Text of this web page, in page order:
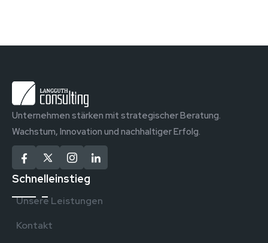
Unternehmen stärken mit strategischer Beratung.
Wachstum, Innovation und nachhaltiger Erfolg.
Schnelleinstieg
Unsere Leistungen
Kontakt